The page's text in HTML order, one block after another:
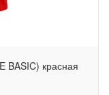
красная